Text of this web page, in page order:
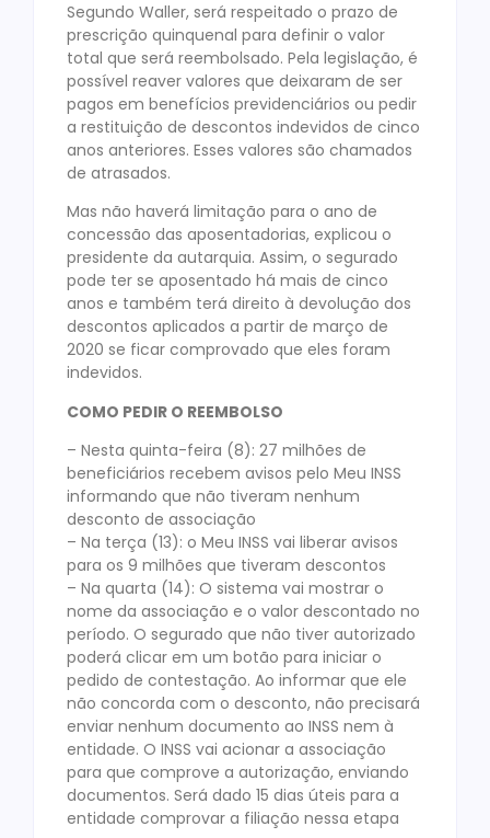
Segundo Waller, será respeitado o prazo de
prescrição quinquenal para definir o valor
total que será reembolsado. Pela legislação, é
possível reaver valores que deixaram de ser
pagos em benefícios previdenciários ou pedir
a restituição de descontos indevidos de cinco
anos anteriores. Esses valores são chamados
de atrasados.
Mas não haverá limitação para o ano de
concessão das aposentadorias, explicou o
presidente da autarquia. Assim, o segurado
pode ter se aposentado há mais de cinco
anos e também terá direito à devolução dos
descontos aplicados a partir de março de
2020 se ficar comprovado que eles foram
indevidos.
COMO PEDIR O REEMBOLSO
– Nesta quinta-feira (8): 27 milhões de
beneficiários recebem avisos pelo Meu INSS
informando que não tiveram nenhum
desconto de associação
– Na terça (13): o Meu INSS vai liberar avisos
para os 9 milhões que tiveram descontos
– Na quarta (14): O sistema vai mostrar o
nome da associação e o valor descontado no
período. O segurado que não tiver autorizado
poderá clicar em um botão para iniciar o
pedido de contestação. Ao informar que ele
não concorda com o desconto, não precisará
enviar nenhum documento ao INSS nem à
entidade. O INSS vai acionar a associação
para que comprove a autorização, enviando
documentos. Será dado 15 dias úteis para a
entidade comprovar a filiação nessa etapa